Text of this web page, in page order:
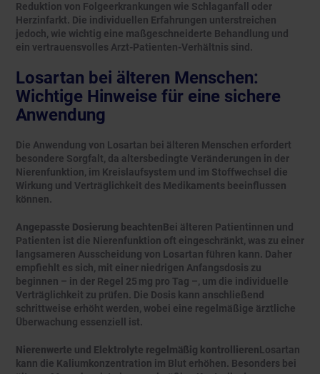
Reduktion von Folgeerkrankungen wie Schlaganfall oder
Herzinfarkt. Die individuellen Erfahrungen unterstreichen
jedoch, wie wichtig eine maßgeschneiderte Behandlung und
ein vertrauensvolles Arzt-Patienten-Verhältnis sind.
Losartan bei älteren Menschen:
Wichtige Hinweise für eine sichere
Anwendung
Die Anwendung von Losartan bei älteren Menschen erfordert
besondere Sorgfalt, da altersbedingte Veränderungen in der
Nierenfunktion, im Kreislaufsystem und im Stoffwechsel die
Wirkung und Verträglichkeit des Medikaments beeinflussen
können.
Angepasste Dosierung beachtenBei älteren Patientinnen und
Patienten ist die Nierenfunktion oft eingeschränkt, was zu einer
langsameren Ausscheidung von Losartan führen kann. Daher
empfiehlt es sich, mit einer niedrigen Anfangsdosis zu
beginnen – in der Regel 25 mg pro Tag –, um die individuelle
Verträglichkeit zu prüfen. Die Dosis kann anschließend
schrittweise erhöht werden, wobei eine regelmäßige ärztliche
Überwachung essenziell ist.
Nierenwerte und Elektrolyte regelmäßig kontrollierenLosartan
kann die Kaliumkonzentration im Blut erhöhen. Besonders bei